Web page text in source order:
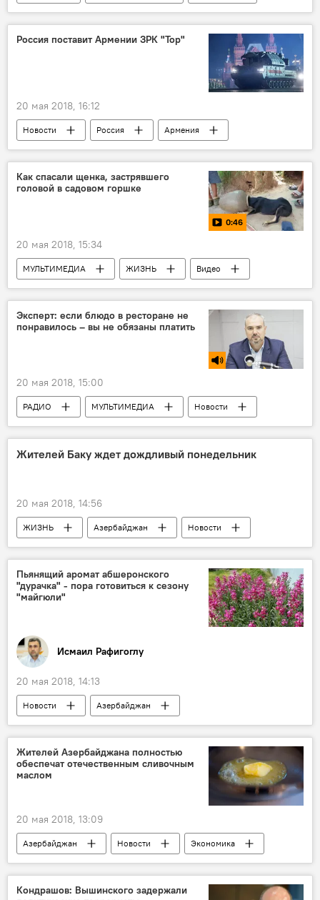
ЖИЗНЬ
ТЕХНОЛОГИИ
Россия поставит Армении ЗРК "Тор"
20 мая 2018, 16:12
Новости Россия
Армения
Россия
ЗРК "Тор"
Как спасали щенка, застрявшего
головой в садовом горшке
0:46
20 мая 2018, 15:34
МУЛЬТИМЕДИА ЖИЗНЬ
Видео
Новости
Новости мира
Эксперт: если блюдо в ресторане не
понравилось – вы не обязаны платить
20 мая 2018, 15:00
РАДИО МУЛЬТИМЕДИА
Новости
Культура
ЖИЗНЬ Новости мира
Жителей Баку ждет дождливый понедельник
20 мая 2018, 14:56
ЖИЗНЬ Азербайджан
Новости
Баку
Абшерон
Министерство экологии и природных ресурсов АР
ветер
Прогноз погоды
Гроза
Пьянящий аромат абшеронского
"дурачка" - пора готовиться к сезону
"майгюли"
Исмаил Рафигоглу
20 мая 2018, 14:13
Новости
Азербайджан
Колумнисты
Жителей Азербайджана полностью
обеспечат отечественным сливочным
маслом
20 мая 2018, 13:09
Азербайджан Новости
Экономика
Самир Эйюбов
сливочное масло
Кондрашов: Вышинского задержали